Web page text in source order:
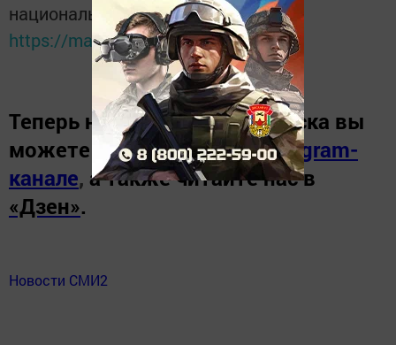
национальном мессенджере MАХ:
https://max.ru/tatmedia
Теперь новости Зеленодольска вы
можете узнать в нашемTelegram-
канале, а также читайте нас в
«Дзен».
Новости СМИ2